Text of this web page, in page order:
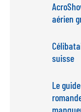
aérien
suisse
Le